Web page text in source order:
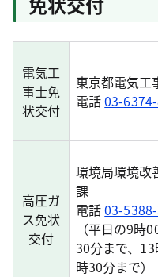
電気工
事士免
状交付
東京都電気工
電話03-
高圧ガ
ス免状
交付
環境局環境改
課
電話03-
（平日の9時
30分まで、
時30分まで）